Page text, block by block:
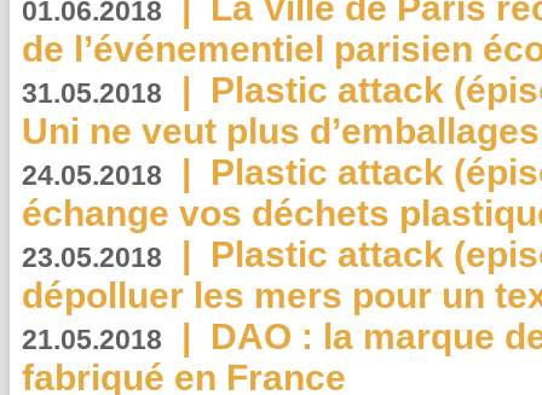
01.06.2018
de l’événementiel parisien
31.05.2018 | Plastic attack
Uni ne veut plus
24.05.2018 | Plastic attack
échange vos déchets
23.05.2018 | Plastic attack
dépolluer les mers pour un
21.05.2018 | DAO : la marque
fabriqué en France